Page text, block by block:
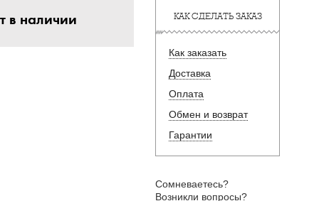
в наличии КАК СДЕЛАТЬ ЗАКАЗ
Как заказать
Доставка
Оплата
Обмен и возврат
Гарантии
Сомневаетесь?
Возникли вопросы?